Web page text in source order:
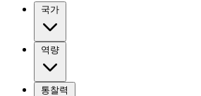
국가
역량
통찰력